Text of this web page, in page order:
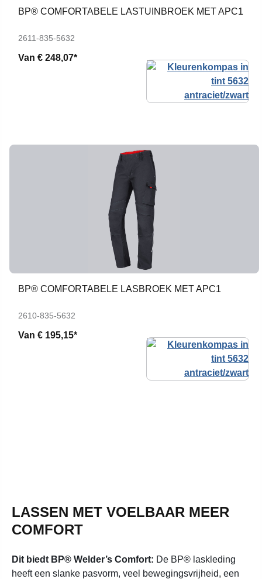
BP® COMFORTABELE LASTUINBROEK MET APC1
2611-835-5632
Van € 248,07*
BP® COMFORTABELE LASBROEK MET APC1
2610-835-5632
Van € 195,15*
LASSEN MET VOELBAAR MEER
COMFORT
Dit biedt BP® Welder’s Comfort: De BP® laskleding
heeft een slanke pasvorm, veel bewegingsvrijheid, een